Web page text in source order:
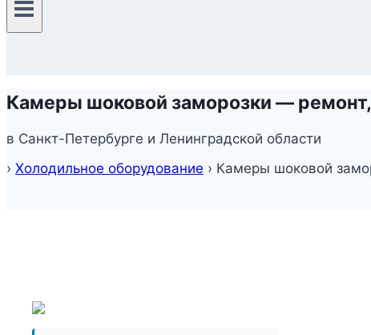
Камеры шоковой заморозки —
в Санкт-Петербурге и Ленинградской области
› Холодильное оборудование › Камеры шоковой